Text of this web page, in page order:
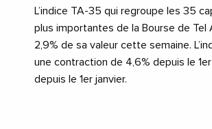
L’indice TA-35 qui regroupe les 35
plus importantes de la Bourse de Tel
2,9% de sa valeur cette semaine.
une contraction de 4,6% depuis le 1er
depuis le 1er janvier.